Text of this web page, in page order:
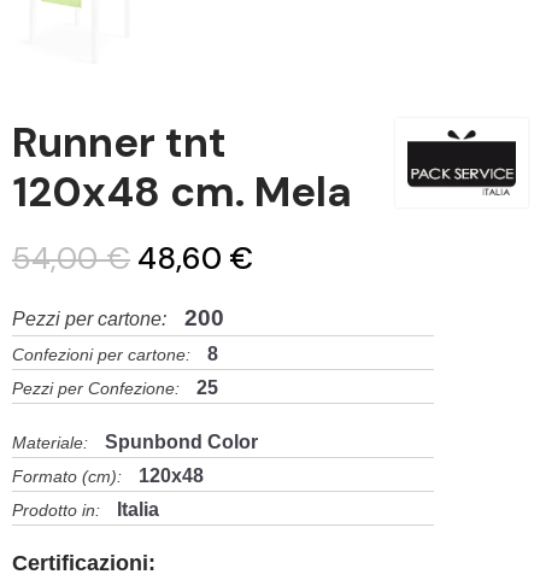
Runner tnt
120x48 cm. Mela
54,00 € 48,60 €
Pezzi per cartone: 200
Confezioni per cartone: 8
Pezzi per Confezione: 25
Materiale: Spunbond Color
Formato (cm): 120x48
Prodotto in: Italia
Certificazioni: